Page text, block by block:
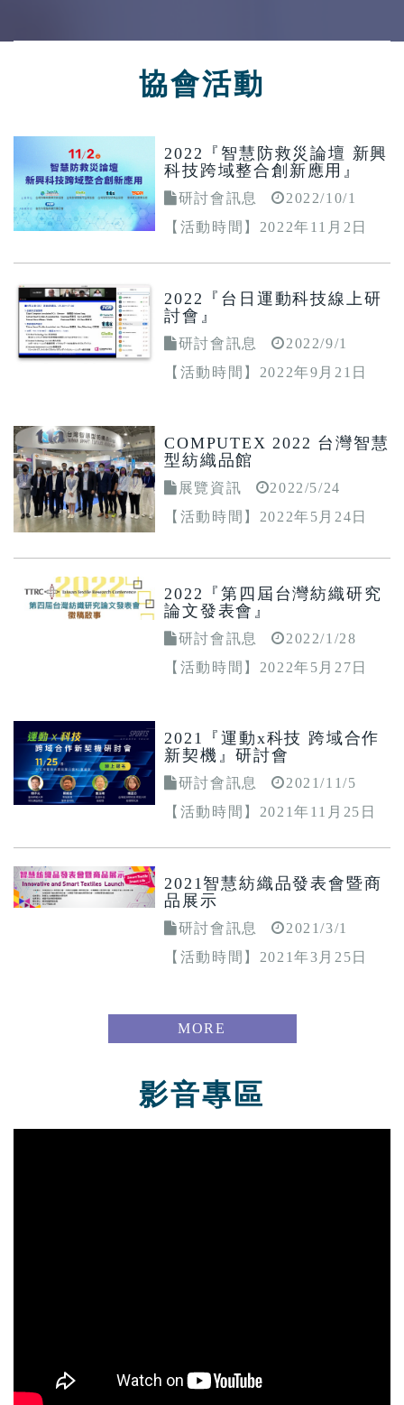
協會活動
2022『智慧防救災論壇 新興
科技跨域整合創新應用』
研討會訊息
2022/10/1
【活動時間】2022年11月2日
2022『台日運動科技線上研
討會』
研討會訊息
2022/9/1
【活動時間】2022年9月21日
COMPUTEX 2022 台灣智慧
型紡織品館
展覽資訊
2022/5/24
【活動時間】2022年5月24日
2022『第四屆台灣紡織研究
論文發表會』
研討會訊息
2022/1/28
【活動時間】2022年5月27日
2021『運動x科技 跨域合作
新契機』研討會
研討會訊息
2021/11/5
【活動時間】2021年11月25日
2021智慧紡織品發表會暨商
品展示
研討會訊息
2021/3/1
【活動時間】2021年3月25日
MORE
影音專區